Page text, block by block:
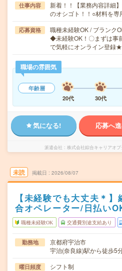
仕事内容
新着！！【業務内容詳細
のオシゴト！！○材料を
応募資格
職種未経験OK / ブランク
◆未経験OK！〇まずは事
で気軽にオンライン登録
職場の雰囲気
年齢層
20代
30代
気になる! 応募へ
派遣会社 株式会社綜合キャリアオ
未読 掲載日 2026/08/07
【未経験でも大丈夫＊
合オペレーター/日払い
職種未経験OK 交通費別途支給あり
勤務地
京都府宇治市
宇治(奈良線)駅から徒歩5
曜日頻度 シフト制